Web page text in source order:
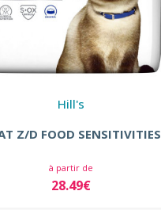
Hill's
Z/D FOOD SENSITIVITIES
à partir de
28.49€